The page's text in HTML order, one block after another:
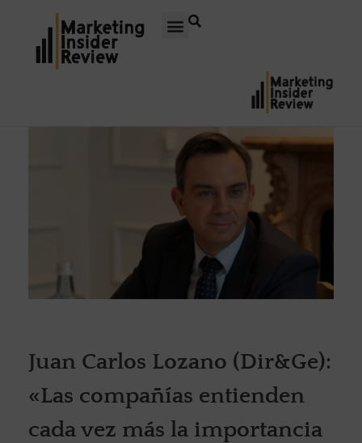
Juan Carlos Lozano (Dir&Ge):
«Las compañías entienden
cada vez más la importancia